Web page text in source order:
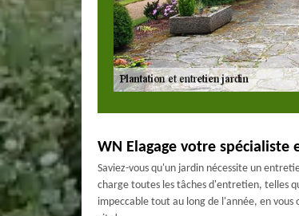
WN Elagage votre
Saviez-vous qu'un jardin nécessite un
charge toutes les tâches d'entretien, telles
impeccable tout au long de l'année, en